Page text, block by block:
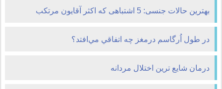
بهترین حالات جنسی: 5 اشتباهی که اکثر آقایون مرتکب
در طول اُرگاسم درمغز چه اتفاقي مي‌افتد؟
درمان شايع ترين اختلال مردانه